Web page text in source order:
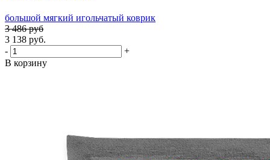
большой мягкий игольчатый коврик
3 486 руб
3 138 руб.
-
+
В корзину